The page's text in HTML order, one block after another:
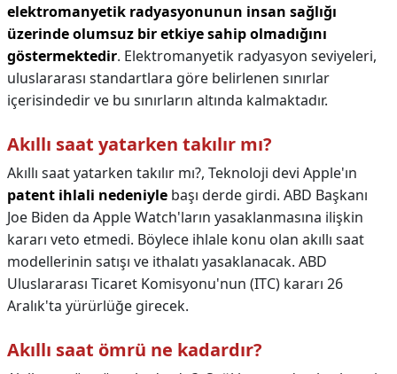
elektromanyetik radyasyonunun insan sağlığı
üzerinde olumsuz bir etkiye sahip olmadığını
göstermektedir. Elektromanyetik radyasyon seviyeleri,
uluslararası standartlara göre belirlenen sınırlar
içerisindedir ve bu sınırların altında kalmaktadır.
Akıllı saat yatarken takılır mı?
Akıllı saat yatarken takılır mı?, Teknoloji devi Apple'ın
patent ihlali nedeniyle başı derde girdi. ABD Başkanı
Joe Biden da Apple Watch'ların yasaklanmasına ilişkin
kararı veto etmedi. Böylece ihlale konu olan akıllı saat
modellerinin satışı ve ithalatı yasaklanacak. ABD
Uluslararası Ticaret Komisyonu'nun (ITC) kararı 26
Aralık'ta yürürlüğe girecek.
Akıllı saat ömrü ne kadardır?